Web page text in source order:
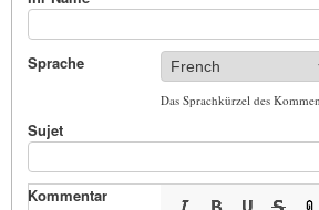
Sprache
Das Sprachkürzel des
Sujet
Kommentar